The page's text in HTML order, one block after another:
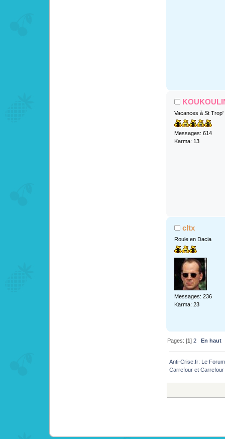
Vacances à St Trop'
Messages: 614
Karma: 13
cltx
Roule en Dacia
Messages: 236
Karma: 23
Pages: [1]2 En haut
Anti-Crise.fr: Le Forum
Carrefour et